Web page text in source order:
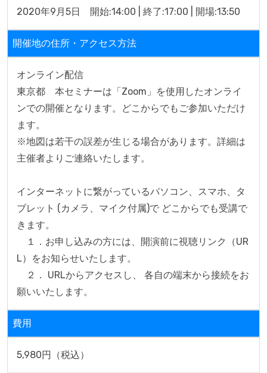
2020年9月5日　開始:14:00 | 終了:17:00 | 開場:13:50
開催地の住所・アクセス方法
オンライン配信
東京都　本セミナーは「Zoom」を使用したオンライ
ンでの開催となります。どこからでもご参加いただけ
ます。
※地図は若干の誤差が生じる場合があります。詳細は
主催者よりご連絡いたします。
インターネットに繋がっているパソコン、スマホ、タ
ブレット (カメラ、マイク付属)で どこからでも受講で
きます。
１．お申し込みの方には、開演前に視聴リンク（UR
L）をお知らせいたします。
２． URLからアクセスし、 各自の端末から接続をお
願いいたします。
費用
5,980円（税込）